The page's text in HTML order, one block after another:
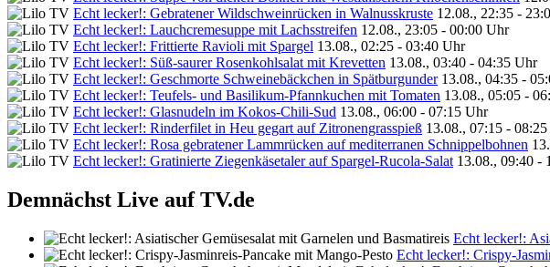
Echt lecker!: Gebratener Wildschweinrücken in Walnusskruste 12.08., 22:35 -
Echt lecker!: Lauchcremesuppe mit Lachsstreifen 12.08., 23:05 - 00:00 Uhr
Echt lecker!: Frittierte Ravioli mit Spargel 13.08., 02:25 - 03:40 Uhr
Echt lecker!: Süß-saurer Rosenkohlsalat mit Krevetten 13.08., 03:40 - 04:35 Uhr
Echt lecker!: Geschmorte Schweinebäckchen in Spätburgunder 13.08., 04:35 -
Echt lecker!: Teufels- und Basilikum-Pfannkuchen mit Tomaten 13.08., 05:05 -
Echt lecker!: Glasnudeln im Kokos-Chili-Sud 13.08., 06:00 - 07:15 Uhr
Echt lecker!: Rinderfilet in Heu gegart auf Zitronengrasspieß 13.08., 07:15 -
Echt lecker!: Rosa gebratener Lammrücken auf mediterranen Schnippelbohnen
Echt lecker!: Gratinierte Ziegenkäsetaler auf Spargel-Rucola-Salat 13.08., 09:40 -
Demnächst Live auf TV.de
Echt lecker!:
Echt lecker!: Crispy-